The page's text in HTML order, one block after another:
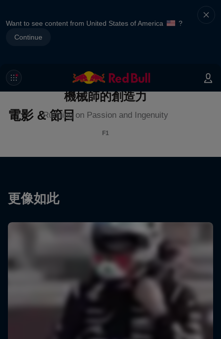
Want to see content from United States of America
?
Continue
電影 & 節目
機械師的創造力
Running on Passion and Ingenuity
F1
更像如此